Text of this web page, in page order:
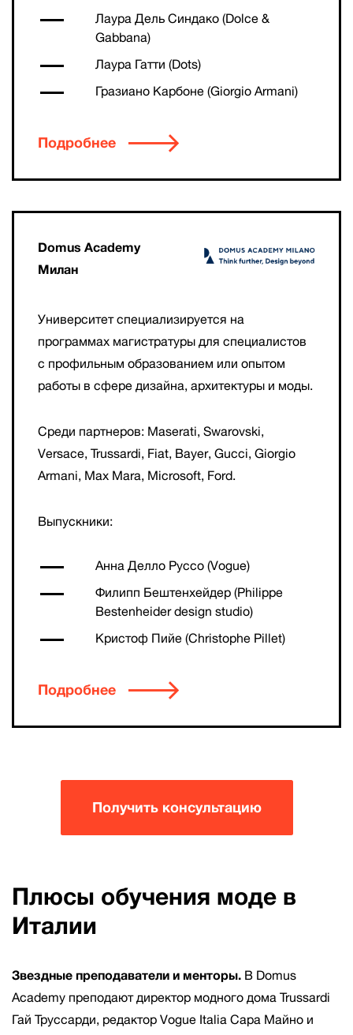
Лаура Дель Синдако (Dolce &
Gabbana)
Лаура Гатти (Dots)
Гразиано Карбоне (Giorgio Armani)
Подробнее
Domus Academy
Милан
Университет специализируется на
программах магистратуры для специалистов
с профильным образованием или опытом
работы в сфере дизайна, архитектуры и моды.
Среди партнеров: Maserati, Swarovski,
Versace, Trussardi, Fiat, Bayer, Gucci, Giorgio
Armani, Max Mara, Microsoft, Ford.
Выпускники:
Анна Делло Руссо (Vogue)
Филипп Бештенхейдер (Philippe
Bestenheider design studio)
Кристоф Пийе (Christophe Pillet)
Подробнее
Получить консультацию
Плюсы обучения моде в
Италии
Звездные преподаватели и менторы. В Domus
Academy преподают директор модного дома Trussardi
Гай Труссарди, редактор Vogue Italia Сара Майно и